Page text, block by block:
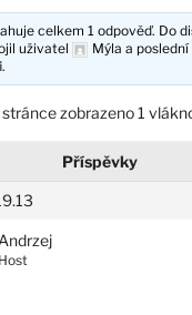
celkem 1 odpověď. Do
uživatel
Mýla a
.
zobrazeno 1
Příspěvky
Andrzej
Host